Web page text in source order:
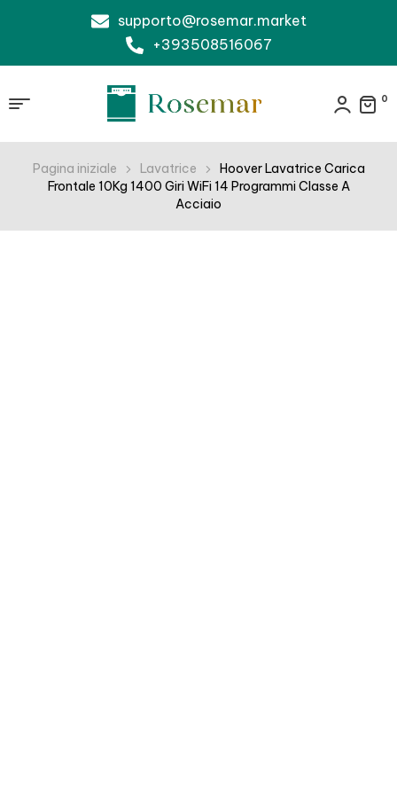
supporto@rosemar.market
+393508516067
0
Pagina iniziale Lavatrice
Hoover Lavatrice Carica
Frontale 10Kg 1400 Giri WiFi 14 Programmi Classe A
Acciaio